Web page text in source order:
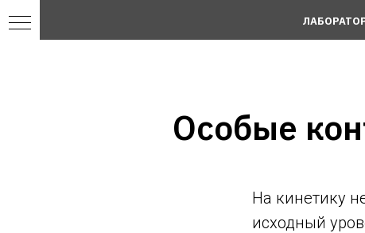
Особые
На кинетику
исходный